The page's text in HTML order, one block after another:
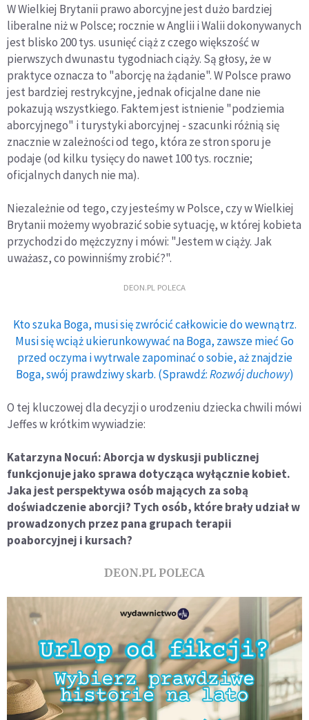
W Wielkiej Brytanii prawo aborcyjne jest dużo bardziej
liberalne niż w Polsce; rocznie w Anglii i Walii dokonywanych
jest blisko 200 tys. usunięć ciąż z czego większość w
pierwszych dwunastu tygodniach ciąży. Są głosy, że w
praktyce oznacza to "aborcję na żądanie". W Polsce prawo
jest bardziej restrykcyjne, jednak oficjalne dane nie
pokazują wszystkiego. Faktem jest istnienie "podziemia
aborcyjnego" i turystyki aborcyjnej - szacunki różnią się
znacznie w zależności od tego, która ze stron sporu je
podaje (od kilku tysięcy do nawet 100 tys. rocznie;
oficjalnych danych nie ma).
Niezależnie od tego, czy jesteśmy w Polsce, czy w Wielkiej
Brytanii możemy wyobrazić sobie sytuację, w której kobieta
przychodzi do mężczyzny i mówi: "Jestem w ciąży. Jak
uważasz, co powinniśmy zrobić?".
DEON.PL POLECA
Kto szuka Boga, musi się zwrócić całkowicie do wewnątrz.
Musi się wciąż ukierunkowywać na Boga, zawsze mieć Go
przed oczyma i wytrwale zapominać o sobie, aż znajdzie
Boga, swój prawdziwy skarb. (Sprawdź:Rozwój duchowy)
O tej kluczowej dla decyzji o urodzeniu dziecka chwili mówi
Jeffes w krótkim wywiadzie:
Katarzyna Nocuń: Aborcja w dyskusji publicznej
funkcjonuje jako sprawa dotycząca wyłącznie kobiet.
Jaka jest perspektywa osób mających za sobą
doświadczenie aborcji? Tych osób, które brały udział w
prowadzonych przez pana grupach terapii
poaborcyjnej i kursach?
DEON.PL POLECA